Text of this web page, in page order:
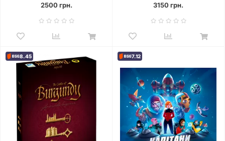
2500 грн. 3150 грн.
8.45 7.12